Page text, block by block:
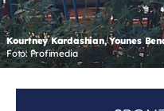
Kourtney Kardashian, Younes
Foto: Profimedia